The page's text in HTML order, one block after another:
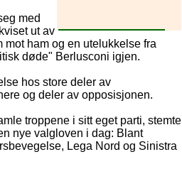
med
ut av
ham og en utelukkelse fra
døde" Berlusconi igjen.
hos store deler av
og deler av opposisjonen.
troppene i sitt eget parti, stemte
nye valgloven i dag: Blant
Lega Nord og Sinistra